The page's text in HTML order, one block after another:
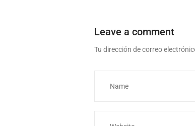
Leave a comment
Tu dirección de correo